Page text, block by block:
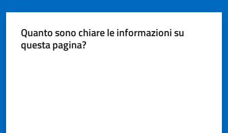
Quanto sono chiare le informazioni su
questa pagina?